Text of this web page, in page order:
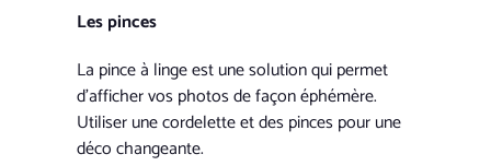
Les pinces
La pince à linge est une solution qui permet
d’afficher vos photos de façon éphémère.
Utiliser une cordelette et des pinces pour une
déco changeante.